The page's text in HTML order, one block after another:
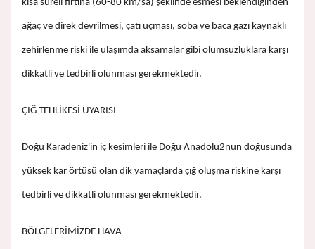
kısa süreli fırtına (60-80 km/sa) şeklinde esmesi beklendiğinden
ağaç ve direk devrilmesi, çatı uçması, soba ve baca gazı kaynaklı
zehirlenme riski ile ulaşımda aksamalar gibi olumsuzluklara karşı
dikkatli ve tedbirli olunması gerekmektedir.
ÇIĞ TEHLİKESİ UYARISI
Doğu Karadeniz'in iç kesimleri ile Doğu Anadolu2nun doğusunda
yüksek kar örtüsü olan dik yamaçlarda çığ oluşma riskine karşı
tedbirli ve dikkatli olunması gerekmektedir.
BÖLGELERİMİZDE HAVA